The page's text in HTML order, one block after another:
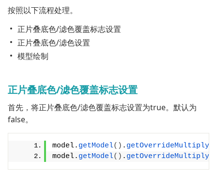
按照以下流程处理。
正片叠底色/滤色覆盖标志设置
正片叠底色/滤色设置
模型绘制
正片叠底色/滤色覆盖标志设置
首先，将正片叠底色/滤色覆盖标志设置为true。默认为
false。
model. getModel() .
model. getModel() .